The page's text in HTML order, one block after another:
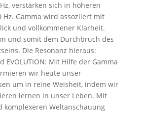
verstärken sich in höheren
Hz. Gamma wird assoziiert mit
und vollkommener Klarheit.
und somit dem Durchbruch des
Die Resonanz hieraus:
EVOLUTION: Mit Hilfe der Gamma
wir heute unser
um in reine Weisheit, indem wir
lernen in unser Leben. Mit
komplexeren Weltanschauung